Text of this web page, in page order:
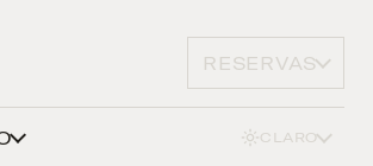
RESERVAS
CLARO